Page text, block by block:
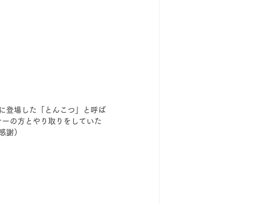
登場した「とんこつ」と呼ば
の方とやり取りをしていた
謝）